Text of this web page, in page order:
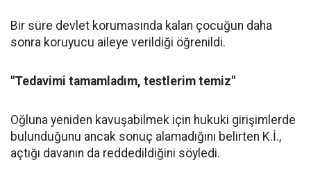
Bir süre devlet korumasında kalan çocuğun daha
sonra koruyucu aileye verildiği öğrenildi.
"Tedavimi tamamladım, testlerim temiz"
Oğluna yeniden kavuşabilmek için hukuki girişimlerde
bulunduğunu ancak sonuç alamadığını belirten K.İ.,
açtığı davanın da reddedildiğini söyledi.